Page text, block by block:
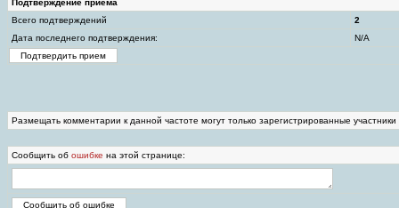
Подтверждение приема
Всего подтверждений
2
Дата последнего подтверждения:
N/A
Размещать комментарии к данной частоте могут только зарегистрированные
Сообщить об ошибке на этой странице: